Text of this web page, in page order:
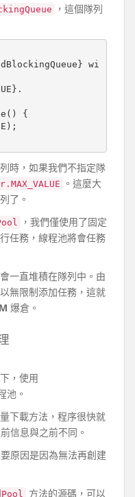
，這個隊列
{
時，如果我們不指定隊
。這麼大
了。
，我們僅使用了固定
任務，線程池將會任務
一直堆積在隊列中。由
無限制添加任務，這就
爆倉。
，使用
池。
下載方法，程序很快就
信息與之前不同。
原因是因為無法再創建
方法的源碼，可以